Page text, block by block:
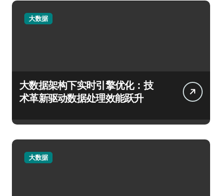
大数据
大数据架构下实时引擎优化：技
术革新驱动数据处理效能跃升
大数据